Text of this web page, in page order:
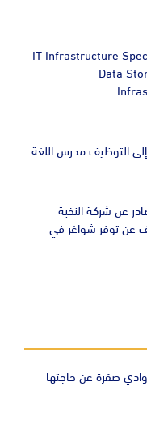
IT Infrastructure
Data
التوظيف مدرس اللغة
عن شركة النخبة
عن توفر شواغر في
صقرة عن حاجتها